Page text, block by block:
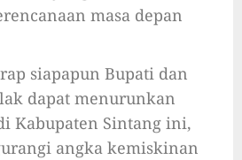
masa depan
siapapun Bupati dan
dapat menurunkan
Kabupaten Sintang ini,
angka kemiskinan